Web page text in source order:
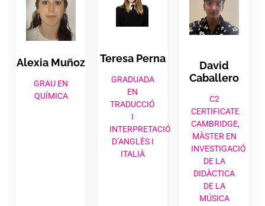
Alexia Muñoz
GRAU EN
QUÍMICA
Teresa Perna
GRADUADA
EN
TRADUCCIÓ
I
INTERPRETACIÓ
D’ANGLÈS I
ITALIÀ
David
Caballero
C2
CERTIFICATE
CAMBRIDGE,
MÀSTER EN
INVESTIGACIÓ
DE LA
DIDÀCTICA
DE LA
MÚSICA